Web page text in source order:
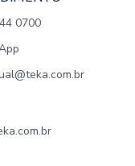
0700